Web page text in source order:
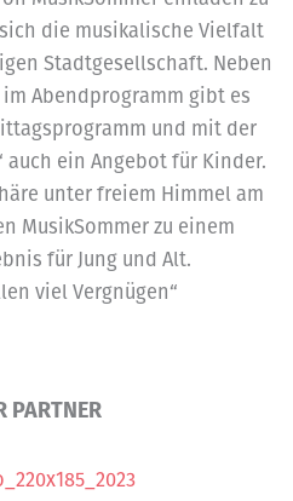
die musikalische Vielfalt
Stadtgesellschaft. Neben
Abendprogramm gibt es
und mit der
auch ein Angebot für Kinder.
unter freiem Himmel am
MusikSommer zu einem
für Jung und Alt.
viel Vergnügen“
PARTNER